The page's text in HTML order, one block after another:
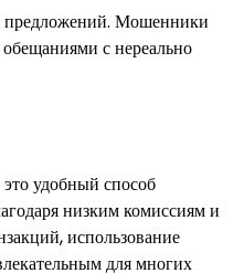
предложений. Мошенники
с нереально
удобный способ
низким комиссиям и
использование
для многих